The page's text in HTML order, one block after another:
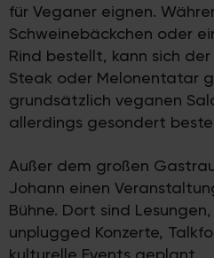
für Veganer eignen.
Schweinebäckchen oder
Rind bestellt, kann sich
Steak oder Melonentatar
grundsätzlich veganen
allerdings gesondert
Außer dem großen
Johann einen
Bühne. Dort sind
unplugged Konzerte,